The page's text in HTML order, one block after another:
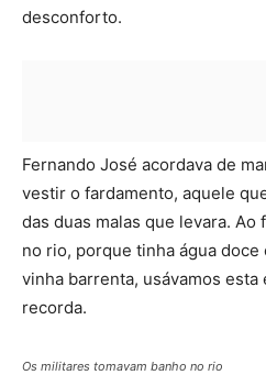
desconforto.
Fernando José acordava de
vestir o fardamento, aquele
das duas malas que levara. Ao
no rio, porque tinha água doce
vinha barrenta, usávamos esta
recorda.
Os militares tomavam banho no rio